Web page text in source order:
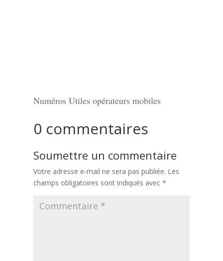
Numéros Utiles opérateurs mobiles
0 commentaires
Soumettre un commentaire
Votre adresse e-mail ne sera pas publiée. Les
champs obligatoires sont indiqués avec*